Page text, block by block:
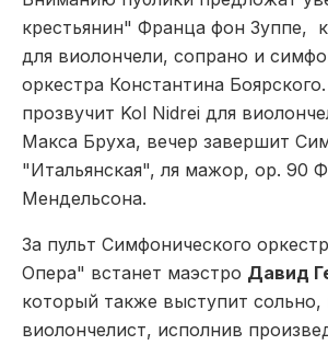
крестьянин" Франца фон Зуппе,
для виолончели, сопрано и
оркестра Константина
прозвучит Kol Nidreі для
Макса Бруха, вечер завершит
"Итальянская", ля мажор, ор. 90
Мендельсона.
За пульт Симфонического
Опера" встанет маэстро Давид
который также выступит сольно,
виолончелист, исполнив